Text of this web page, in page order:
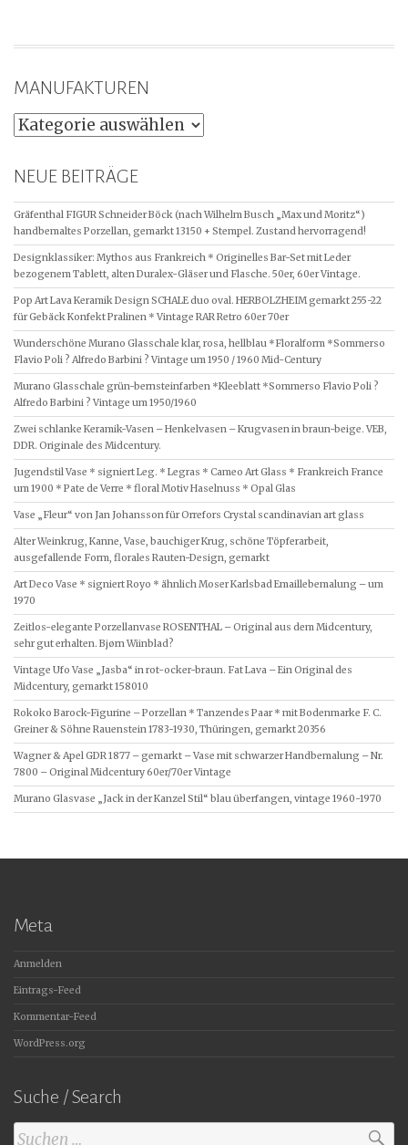
MANUFAKTUREN
NEUE BEITRÄGE
Gräfenthal FIGUR Schneider Böck (nach Wilhelm Busch „Max und Moritz“)
handbemaltes Porzellan, gemarkt 13150 + Stempel. Zustand hervorragend!
Designklassiker: Mythos aus Frankreich * Originelles Bar-Set mit Leder
bezogenem Tablett, alten Duralex-Gläser und Flasche. 50er, 60er Vintage.
Pop Art Lava Keramik Design SCHALE duo oval. HERBOLZHEIM gemarkt 255-22
für Gebäck Konfekt Pralinen * Vintage RAR Retro 60er 70er
Wunderschöne Murano Glasschale klar, rosa, hellblau *Floralform *Sommerso
Flavio Poli ? Alfredo Barbini ? Vintage um 1950 / 1960 Mid-Century
Murano Glasschale grün-bernsteinfarben *Kleeblatt *Sommerso Flavio Poli ?
Alfredo Barbini ? Vintage um 1950/1960
Zwei schlanke Keramik-Vasen – Henkelvasen – Krugvasen in braun-beige. VEB,
DDR. Originale des Midcentury.
Jugendstil Vase * signiert Leg. * Legras * Cameo Art Glass * Frankreich France
um 1900 * Pate de Verre * floral Motiv Haselnuss * Opal Glas
Vase „Fleur“ von Jan Johansson für Orrefors Crystal scandinavian art glass
Alter Weinkrug, Kanne, Vase, bauchiger Krug, schöne Töpferarbeit,
ausgefallende Form, florales Rauten-Design, gemarkt
Art Deco Vase * signiert Royo * ähnlich Moser Karlsbad Emaillebemalung – um
1970
Zeitlos-elegante Porzellanvase ROSENTHAL – Original aus dem Midcentury,
sehr gut erhalten. Bjørn Wiinblad?
Vintage Ufo Vase „Jasba“ in rot-ocker-braun. Fat Lava – Ein Original des
Midcentury, gemarkt 158010
Rokoko Barock-Figurine – Porzellan * Tanzendes Paar * mit Bodenmarke F. C.
Greiner & Söhne Rauenstein 1783-1930, Thüringen, gemarkt 20356
Wagner & Apel GDR 1877 – gemarkt – Vase mit schwarzer Handbemalung – Nr.
7800 – Original Midcentury 60er/70er Vintage
Murano Glasvase „Jack in der Kanzel Stil“ blau überfangen, vintage 1960-1970
Meta
Anmelden
Eintrags-Feed
Kommentar-Feed
WordPress.org
Suche / Search